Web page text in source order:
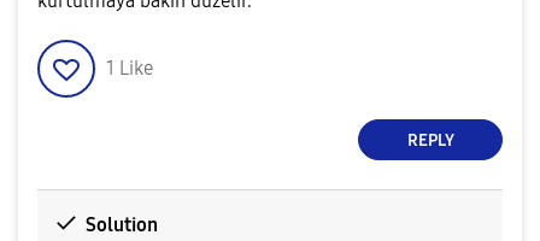
1 Like
REPLY
Solution